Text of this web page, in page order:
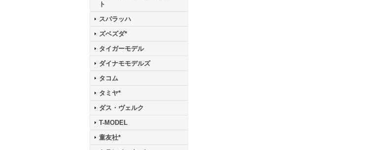
ト
スパラッハ
ズベズダ*
タイガーモデル
ダイナモモデルズ
タコム
タミヤ*
ダス・ヴェルク
T-MODEL
童友社*